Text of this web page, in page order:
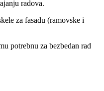
radova.
za fasadu (ramovske i
potrebnu za bezbedan rad